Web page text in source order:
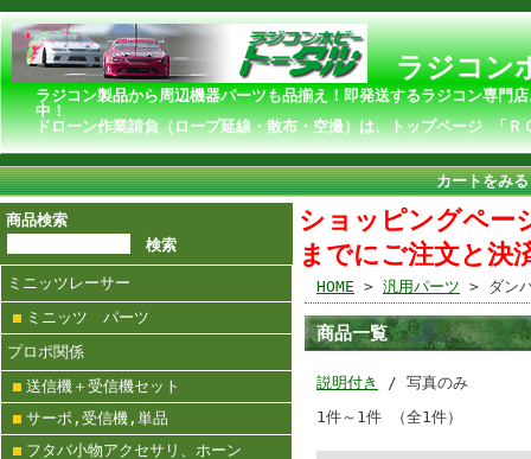
ラジコン
ラジコン製品から周辺機器パーツも品揃え！即発送するラジコン専門
ドローン作業請負（ロープ延線・散布・空撮）は、トップページ 「
カートをみる
商品検索
ミニッツレーサー
ミニッツ パーツ
プロポ関係
送信機＋受信機セット
サーボ,受信機,単品
フタバ小物アクセサリ、ホーン
ショッピングペー
までにご注文と決
HOME > 汎用パーツ > ダン
商品一覧
説明付き
/ 写真のみ
1件～1件 （全1件）